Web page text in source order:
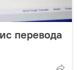
перевода